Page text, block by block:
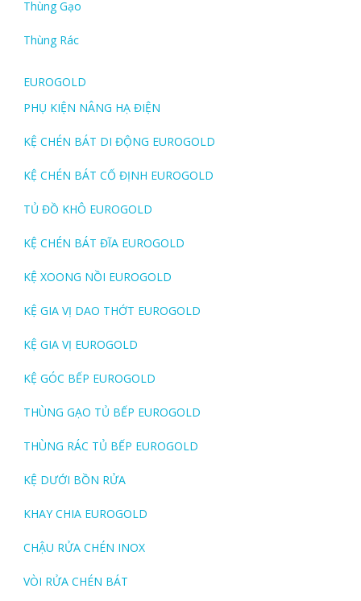
Thùng Gạo
Thùng Rác
EUROGOLD
PHỤ KIỆN NÂNG HẠ ĐIỆN
KỆ CHÉN BÁT DI ĐỘNG EUROGOLD
KỆ CHÉN BÁT CỐ ĐỊNH EUROGOLD
TỦ ĐỒ KHÔ EUROGOLD
KỆ CHÉN BÁT ĐĨA EUROGOLD
KỆ XOONG NỒI EUROGOLD
KỆ GIA VỊ DAO THỚT EUROGOLD
KỆ GIA VỊ EUROGOLD
KỆ GÓC BẾP EUROGOLD
THÙNG GẠO TỦ BẾP EUROGOLD
THÙNG RÁC TỦ BẾP EUROGOLD
KỆ DƯỚI BỒN RỬA
KHAY CHIA EUROGOLD
CHẬU RỬA CHÉN INOX
VÒI RỬA CHÉN BÁT